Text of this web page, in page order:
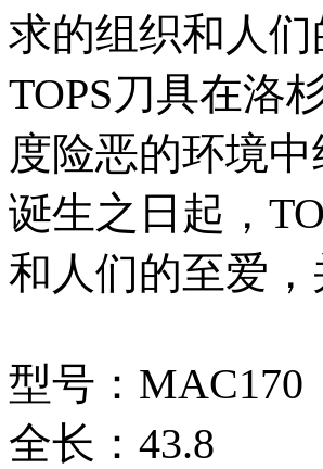
求的组织和人
TOPS刀具在洛
度险恶的环境
诞生之日起，
和人们的至爱
型号：MAC170
全长：43.8